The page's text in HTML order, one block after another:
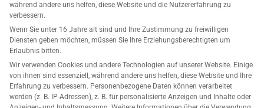
Unternehmen
Unterstützung
Lösungen für Amazon
während andere uns helfen, diese Website und die Nutzererfahrung zu
verbessern.
Wenn Sie unter 16 Jahre alt sind und Ihre Zustimmung zu freiwilligen
Diensten geben möchten, müssen Sie Ihre Erziehungsberechtigten um
Erlaubnis bitten.
Wir verwenden Cookies und andere Technologien auf unserer Website. Einige
von ihnen sind essenziell, während andere uns helfen, diese Website und Ihre
Erfahrung zu verbessern. Personenbezogene Daten können verarbeitet
werden (z. B. IP-Adressen), z. B. für personalisierte Anzeigen und Inhalte oder